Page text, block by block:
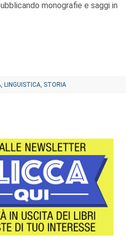
monografie e saggi in
LINGUISTICA, STORIA